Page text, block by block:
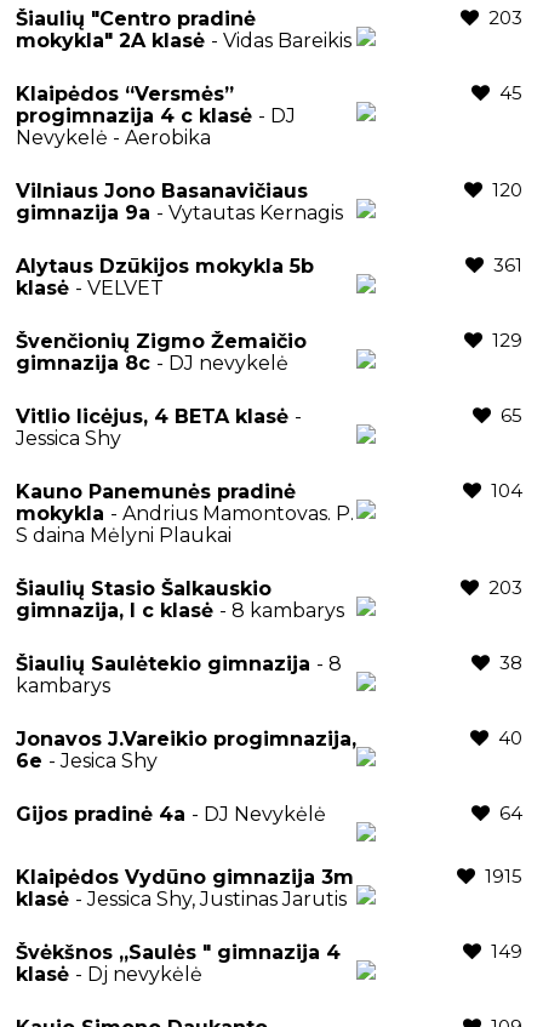
Šiaulių "Centro pradinė
mokykla" 2A klasė - Vidas Bareikis
203
Klaipėdos “Versmės”
progimnazija 4 c klasė - DJ
Nevykelė - Aerobika
45
Vilniaus Jono Basanavičiaus
gimnazija 9a - Vytautas Kernagis
120
Alytaus Dzūkijos mokykla 5b
klasė - VELVET
361
Švenčionių Zigmo Žemaičio
gimnazija 8c - DJ nevykelė
129
Vitlio licėjus, 4 BETA klasė -
Jessica Shy
65
Kauno Panemunės pradinė
mokykla - Andrius Mamontovas. P.
S daina Mėlyni Plaukai
104
Šiaulių Stasio Šalkauskio
gimnazija, I c klasė - 8 kambarys
203
Šiaulių Saulėtekio gimnazija - 8
kambarys
38
Jonavos J.Vareikio progimnazija,
6e - Jesica Shy
40
Gijos pradinė 4a - DJ Nevykėlė 64
Klaipėdos Vydūno gimnazija 3m
klasė - Jessica Shy, Justinas Jarutis
1915
Švėkšnos ,,Saulės " gimnazija 4
klasė - Dj nevykėlė
149